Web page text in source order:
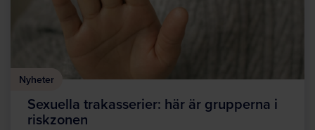
Nyheter
Sexuella trakasserier: här är grupperna i
riskzonen